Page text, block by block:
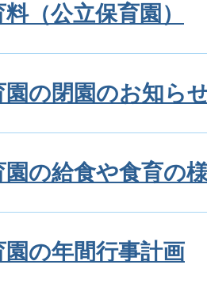
（公立保育園）
園の閉園のお知ら
園の給食や食育の
園の年間行事計画